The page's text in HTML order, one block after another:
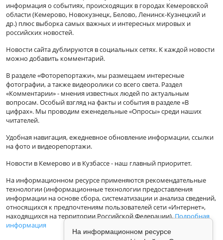
информация о событиях, происходящих в городах Кемеровской
области (Кемерово, Новокузнецк, Белово, Ленинск-Кузнецкий и
др.) плюс выборка самых важных и интересных мировых и
российских новостей.
Новости сайта дублируются в социальных сетях. К каждой новости
можно добавить комментарий.
В разделе «Фоторепортажи», мы размещаем интересные
фотографии, а также видеоролики со всего света. Раздел
«Комментарии» - мнения известных людей по актуальным
вопросам. Особый взгляд на факты и события в разделе «В
цифрах». Мы проводим еженедельные «Опросы» среди наших
читателей.
Удобная навигация, ежедневное обновление информации, ссылки
на фото и видеорепортажи.
Новости в Кемерово и в Кузбассе - наш главный приоритет.
На информационном ресурсе применяются рекомендательные
технологии (информационные технологии предоставления
информации на основе сбора, систематизации и анализа сведений,
относящихся к предпочтениям пользователей сети «Интернет»,
находящихся на территории Российской Федерации). Подробная
информация
На информационном ресурсе